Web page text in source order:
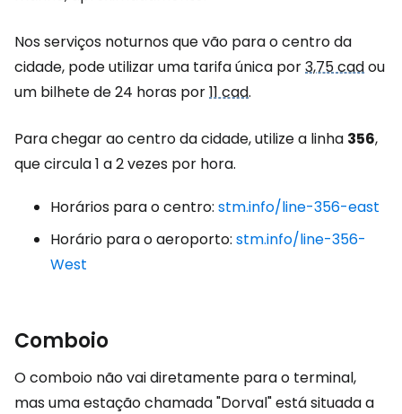
Nos serviços noturnos que vão para o centro da
cidade, pode utilizar uma tarifa única por3,75 cadou
um bilhete de 24 horas por11 cad.
Para chegar ao centro da cidade, utilize a linha 356,
que circula 1 a 2 vezes por hora.
Horários para o centro: stm.info/line-356-east
Horário para o aeroporto: stm.info/line-356-
West
Comboio
O comboio não vai diretamente para o terminal,
mas uma estação chamada "Dorval" está situada a